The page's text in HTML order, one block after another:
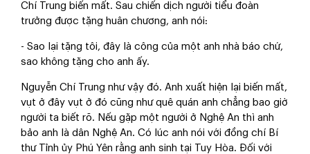
Chí Trung biến mất. Sau chiến dịch người tiểu đoàn
trưởng được tặng huân chương, anh nói:
- Sao lại tặng tôi, đây là công của một anh nhà báo chứ,
sao không tặng cho anh ấy.
Nguyễn Chí Trung như vậy đó. Anh xuất hiện lại biến mất,
vụt ở đây vụt ở đó cũng như quê quán anh chẳng bao giờ
người ta biết rõ. Nếu gặp một người ở Nghệ An thì anh
bảo anh là dân Nghệ An. Có lúc anh nói với đồng chí Bí
thư Tỉnh ủy Phú Yên rằng anh sinh tại Tuy Hòa. Đối với